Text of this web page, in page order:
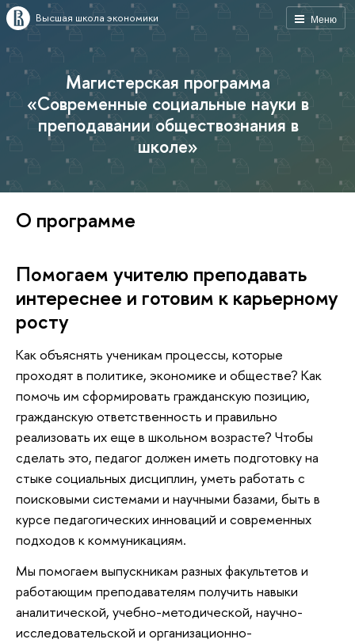
Меню
Высшая школа экономики
Магистерская программа
«Современные социальные науки в
преподавании обществознания в
школе»
О программе
Помогаем учителю преподавать
интереснее и готовим к карьерному
росту
Как объяснять ученикам процессы, которые
проходят в политике, экономике и обществе? Как
помочь им сформировать гражданскую позицию,
гражданскую ответственность и правильно
реализовать их еще в школьном возрасте? Чтобы
сделать это, педагог должен иметь подготовку на
стыке социальных дисциплин, уметь работать с
поисковыми системами и научными базами, быть в
курсе педагогических инноваций и современных
подходов к коммуникациям.
Мы помогаем выпускникам разных факультетов и
работающим преподавателям получить навыки
аналитической, учебно-методической, научно-
исследовательской и организационно-